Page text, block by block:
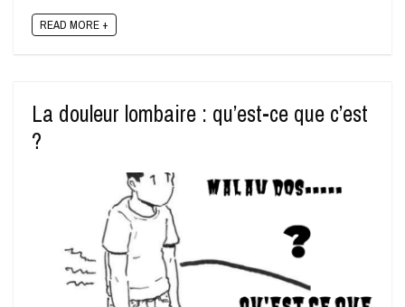
READ MORE +
La douleur lombaire : qu’est-ce que c’est
?